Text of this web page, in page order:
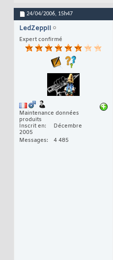
24/04/2006, 15h47
LedZeppII
Expert confirmé
Maintenance données
produits
Inscrit en
Décembre
2005
Messages
4 485